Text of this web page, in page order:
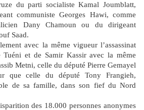
du parti socialiste Kamal Joumblatt,
communiste Georges Hawi, comme
Dany Chamoun ou du dirigeant
Saad.
avec la même vigueur l’assassinat
Tuéni et de Samir Kassir avec la même
Metni, celle du député Pierre Gemayel
que celle du député Tony Frangieh,
de sa famille, dans son fief du Nord
des 18.000 personnes anonymes